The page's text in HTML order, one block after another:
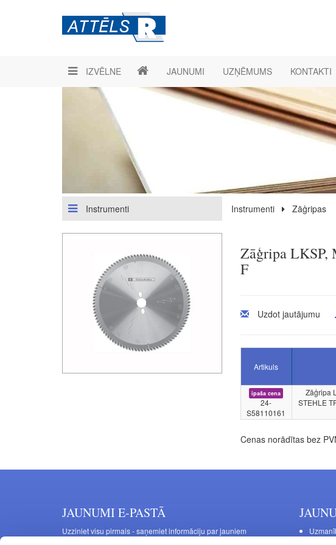
IZVĒLNE JAUNUMI UZŅĒMUMS KONTAKTI
Instrumenti Instrumenti Zāģripas
Zāģripa LKSP,
F
Uzdot jautājumu
Artikuls
īpaša cena
24-
S58110161
Zāģripa
STEHLE
Cenas norādītas bez
JAUNUMI E-PASTĀ
Uzziniet visu pirmais - saņemiet informāciju par jauniem